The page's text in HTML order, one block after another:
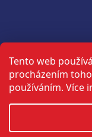
Tento web
procházením
používáním. Více
tuto